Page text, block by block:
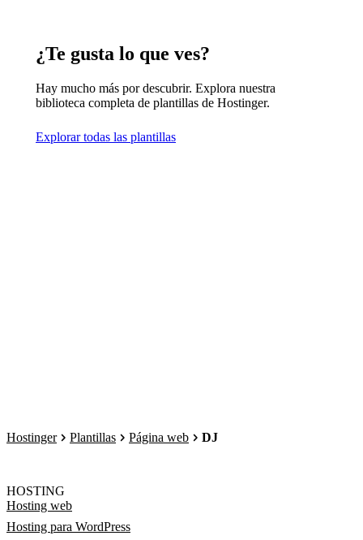
¿Te gusta lo que ves?
Hay mucho más por descubrir. Explora nuestra
biblioteca completa de plantillas de Hostinger.
Explorar todas las plantillas
Hostinger Plantillas Página web DJ
HOSTING
Hosting web
Hosting para WordPress